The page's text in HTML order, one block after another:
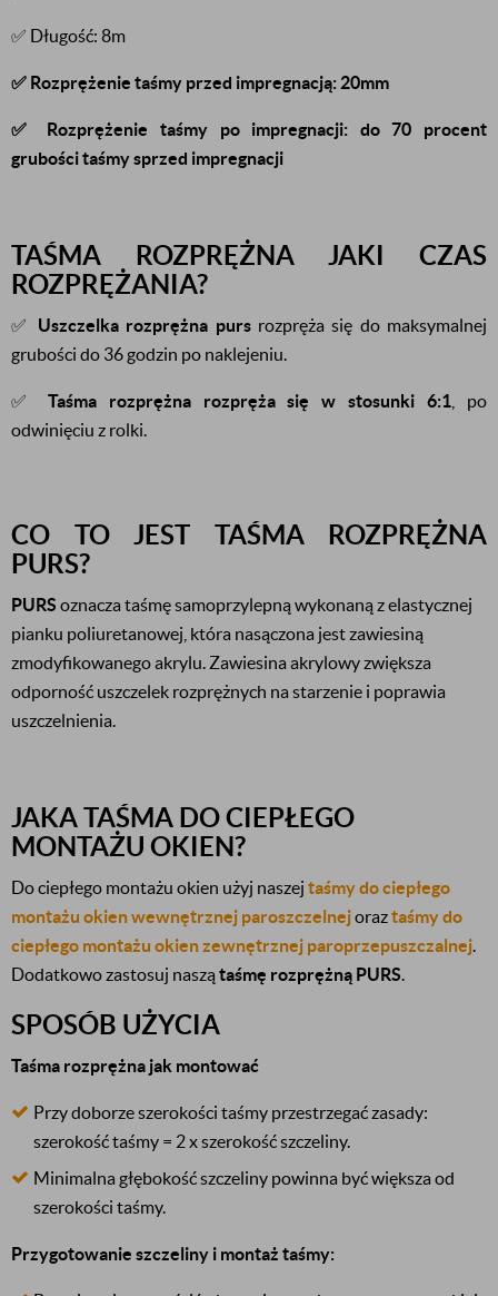
✅ Długość: 8m
✅ Rozprężenie taśmy przed impregnacją: 20mm
✅ Rozprężenie taśmy po impregnacji: do 70 procent
grubości taśmy sprzed impregnacji
TAŚMA ROZPRĘŻNA JAKI CZAS
ROZPRĘŻANIA?
✅ Uszczelka rozprężna pursrozpręża się do maksymalnej
grubości do 36 godzin po naklejeniu.
✅ Taśma rozprężna rozpręża się w stosunki 6:1 , po
odwinięciu z rolki.
CO TO JEST TAŚMA ROZPRĘŻNA
PURS?
PURS oznacza taśmę samoprzylepną wykonaną z elastycznej
pianku poliuretanowej, która nasączona jest zawiesiną
zmodyfikowanego akrylu. Zawiesina akrylowy zwiększa
odporność uszczelek rozprężnych na starzenie i poprawia
uszczelnienia.
JAKA TAŚMA DO CIEPŁEGO
MONTAŻU OKIEN?
Do ciepłego montażu okien użyj naszej taśmy do ciepłego
montażu okien wewnętrznej paroszczelnejoraztaśmy do
ciepłego montażu okien zewnętrznej paroprzepuszczalnej.
Dodatkowo zastosuj naszą taśmę rozprężną PURS.
SPOSÓB UŻYCIA
Taśma rozprężna jak montować
Przy doborze szerokości taśmy przestrzegać zasady:
szerokość taśmy = 2 x szerokość szczeliny.
Minimalna głębokość szczeliny powinna być większa od
szerokości taśmy.
Przygotowanie szczeliny i montaż taśmy: